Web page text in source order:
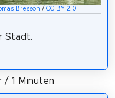
Bresson /CC BY 2.0
Stadt.
/ 1 Minuten